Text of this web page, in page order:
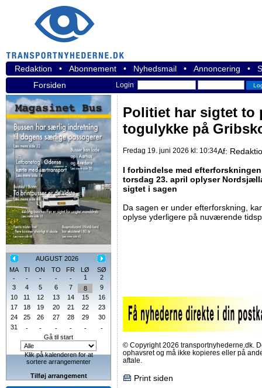
Redaktion • Abonnement • Nyhedsmail • Annoncering •
Forsiden
Login
AUGUST 2026
MA
TI ON TO FR LØ
SØ
-
- - - - 1
2
3
4 5 6 7 8
9
10
11 12 13 14 15
16
17
18 19 20 21 22
23
24
25 26 27 28 29
30
31
- - - - -
-
Gå til start
Klik på kalenderen for at
sortere arrangementer
Tilføj arrangement
Politiet har sigtet to
togulykke på
Fredag 19. juni 2026 kl: 10:34Af:
I forbindelse med
torsdag 23. april oplyser
sigtet i sagen
Da sagen er under efterforskning,
oplyse yderligere på nuværende
© Copyright 2026 transportnyhederne.dk.
ophavsret og må ikke kopieres eller på
aftale.
Print siden